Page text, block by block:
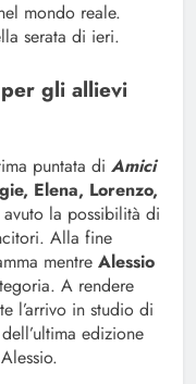
mondo reale.
serata di ieri.
gli allievi
puntata di Amici
Elena, Lorenzo,
avuto la possibilità di
Alla fine
mentre Alessio
A rendere
l’arrivo in studio di
edizione